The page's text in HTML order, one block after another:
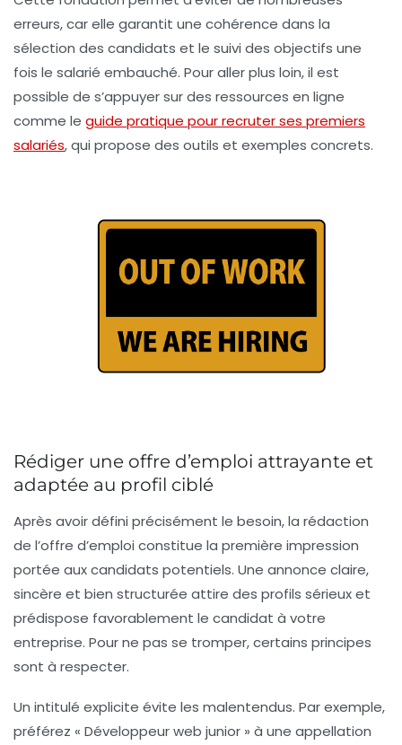
erreurs, car elle garantit une cohérence dans la
sélection des candidats et le suivi des objectifs une
fois le salarié embauché. Pour aller plus loin, il est
possible de s’appuyer sur des ressources en ligne
comme le guide pratique pour recruter ses premiers
salariés, qui propose des outils et exemples concrets.
Rédiger une offre d’emploi attrayante et
adaptée au profil ciblé
Après avoir défini précisément le besoin, la rédaction
de l’offre d’emploi constitue la première impression
portée aux candidats potentiels. Une annonce claire,
sincère et bien structurée attire des profils sérieux et
prédispose favorablement le candidat à votre
entreprise. Pour ne pas se tromper, certains principes
sont à respecter.
Un intitulé explicite évite les malentendus. Par exemple,
préférez « Développeur web junior » à une appellation